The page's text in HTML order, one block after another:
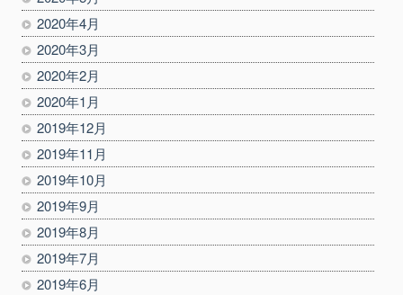
2020年4月
2020年3月
2020年2月
2020年1月
2019年12月
2019年11月
2019年10月
2019年9月
2019年8月
2019年7月
2019年6月